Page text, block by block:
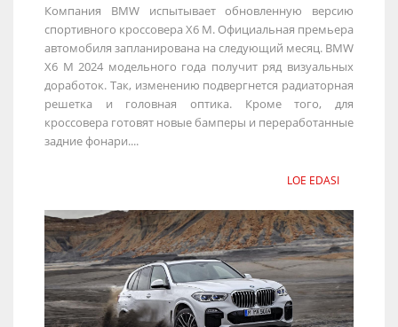
Компания BMW испытывает обновленную версию
спортивного кроссовера X6 M. Официальная премьера
автомобиля запланирована на следующий месяц. BMW
X6 M 2024 модельного года получит ряд визуальных
доработок. Так, изменению подвергнется радиаторная
решетка и головная оптика. Кроме того, для
кроссовера готовят новые бамперы и переработанные
задние фонари....
LOE EDASI